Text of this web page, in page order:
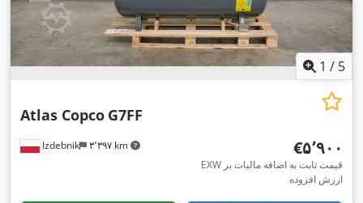
1 / 5
Izdebnik ۳٬۳۹۷ km
Atlas Copco G7FF
‎€۵٬۹۰۰
EXW قیمت ثابت به اضافه مالیات بر
ارزش افزوده